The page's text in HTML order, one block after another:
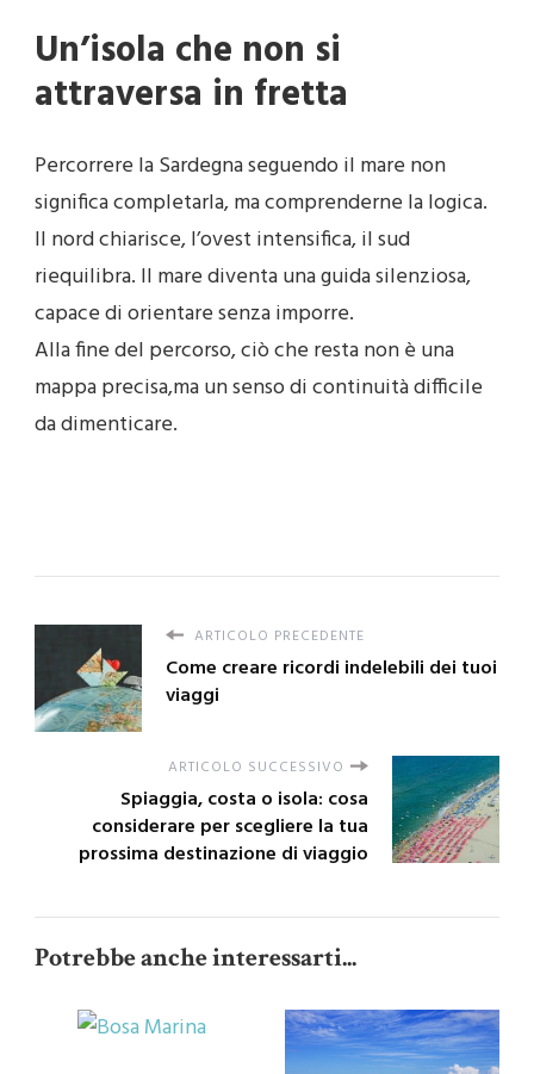
Un’isola che non si
attraversa in fretta
Percorrere la Sardegna seguendo il mare non
significa completarla, ma comprenderne la logica.
Il nord chiarisce, l’ovest intensifica, il sud
riequilibra. Il mare diventa una guida silenziosa,
capace di orientare senza imporre.
Alla fine del percorso, ciò che resta non è una
mappa precisa,ma un senso di continuità difficile
da dimenticare.
ARTICOLO PRECEDENTE
Come creare ricordi indelebili dei tuoi
viaggi
ARTICOLO SUCCESSIVO
Spiaggia, costa o isola: cosa
considerare per scegliere la tua
prossima destinazione di viaggio
Potrebbe anche interessarti...